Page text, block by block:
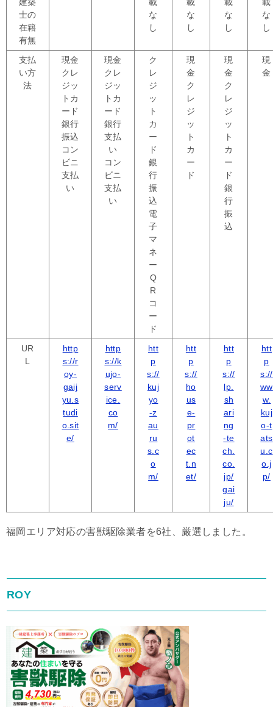
士の
在籍
有無
な
し
な
し
な
し
な
し
支払
い方
法
現金
クレ
ジッ
トカ
ード
銀行
振込
コン
ビニ
支払
い
現金
クレ
ジッ
トカ
ード
銀行
支払
い
コン
ビニ
支払
い
ク
レ
ジ
ッ
ト
カ
ー
ド
銀
行
振
込
電
子
マ
ネ
ー
Q
R
コ
ー
ド
現
金
ク
レ
ジ
ッ
ト
カ
ー
ド
現
金
ク
レ
ジ
ッ
ト
カ
ー
ド
銀
行
振
込
現
金
UR
L
http
s://r
oy-
gaij
yu.s
tudi
o.sit
e/
http
s://k
ujo-
serv
ice.
co
m/
htt
p
s://
kuj
yo
-z
au
ru
s.c
o
m/
htt
p
s://
ho
us
e-
pr
ot
ec
t.n
et/
htt
p
s://
lp.
sh
ari
ng
-te
ch.
co.
jp/
gai
ju/
htt
p
s://
ww
w.
kuj
o-t
ats
u.c
o.j
p/
福岡エリア対応の害獣駆除業者を6社、厳選しました。
ROY